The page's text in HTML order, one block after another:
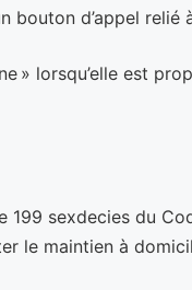
d’appel relié
» lorsqu’elle est
199 sexdecies du
le maintien à